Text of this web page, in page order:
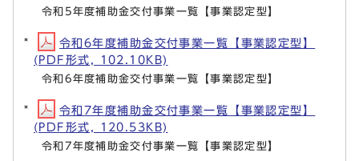
令和5年度補助金交付事業一覧【事業認定型】
令和6年度補助金交付事業一覧【事業認定型】
(PDF形式, 102.10KB)
令和6年度補助金交付事業一覧【事業認定型】
令和7年度補助金交付事業一覧【事業認定型】
(PDF形式, 120.53KB)
令和7年度補助金交付事業一覧【事業認定型】